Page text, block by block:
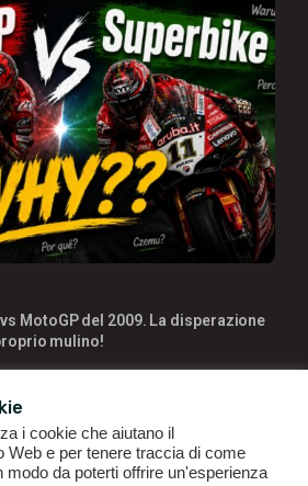
MotoGP del 2009. La disperazione
mulino!
i cookie che aiutano il
Web e per tenere traccia di come
modo da poterti offrire un'esperienza